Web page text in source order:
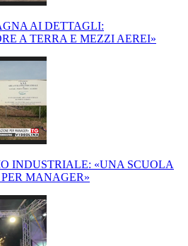
AI DETTAGLI:
A TERRA E MEZZI AEREI»
INDUSTRIALE: «UNA SCUOLA
MANAGER»